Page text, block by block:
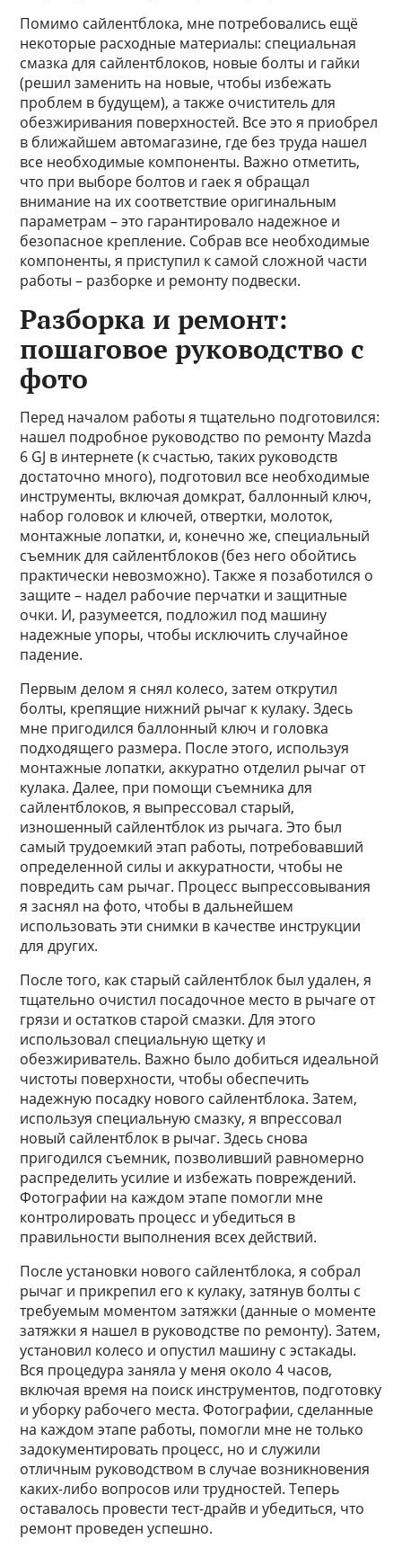
Помимо сайлентблока, мне потребовались ещё
некоторые расходные материалы: специальная
смазка для сайлентблоков, новые болты и гайки
(решил заменить на новые, чтобы избежать
проблем в будущем), а также очиститель для
обезжиривания поверхностей. Все это я приобрел
в ближайшем автомагазине, где без труда нашел
все необходимые компоненты. Важно отметить,
что при выборе болтов и гаек я обращал
внимание на их соответствие оригинальным
параметрам – это гарантировало надежное и
безопасное крепление. Собрав все необходимые
компоненты, я приступил к самой сложной части
работы – разборке и ремонту подвески.
Разборка и ремонт:
пошаговое руководство с
фото
Перед началом работы я тщательно подготовился:
нашел подробное руководство по ремонту Mazda
6 GJ в интернете (к счастью, таких руководств
достаточно много), подготовил все необходимые
инструменты, включая домкрат, баллонный ключ,
набор головок и ключей, отвертки, молоток,
монтажные лопатки, и, конечно же, специальный
съемник для сайлентблоков (без него обойтись
практически невозможно). Также я позаботился о
защите – надел рабочие перчатки и защитные
очки. И, разумеется, подложил под машину
надежные упоры, чтобы исключить случайное
падение.
Первым делом я снял колесо, затем открутил
болты, крепящие нижний рычаг к кулаку. Здесь
мне пригодился баллонный ключ и головка
подходящего размера. После этого, используя
монтажные лопатки, аккуратно отделил рычаг от
кулака. Далее, при помощи съемника для
сайлентблоков, я выпрессовал старый,
изношенный сайлентблок из рычага. Это был
самый трудоемкий этап работы, потребовавший
определенной силы и аккуратности, чтобы не
повредить сам рычаг. Процесс выпрессовывания
я заснял на фото, чтобы в дальнейшем
использовать эти снимки в качестве инструкции
для других.
После того, как старый сайлентблок был удален, я
тщательно очистил посадочное место в рычаге от
грязи и остатков старой смазки. Для этого
использовал специальную щетку и
обезжириватель. Важно было добиться идеальной
чистоты поверхности, чтобы обеспечить
надежную посадку нового сайлентблока. Затем,
используя специальную смазку, я впрессовал
новый сайлентблок в рычаг. Здесь снова
пригодился съемник, позволивший равномерно
распределить усилие и избежать повреждений.
Фотографии на каждом этапе помогли мне
контролировать процесс и убедиться в
правильности выполнения всех действий.
После установки нового сайлентблока, я собрал
рычаг и прикрепил его к кулаку, затянув болты с
требуемым моментом затяжки (данные о моменте
затяжки я нашел в руководстве по ремонту). Затем,
установил колесо и опустил машину с эстакады.
Вся процедура заняла у меня около 4 часов,
включая время на поиск инструментов, подготовку
и уборку рабочего места. Фотографии, сделанные
на каждом этапе работы, помогли мне не только
задокументировать процесс, но и служили
отличным руководством в случае возникновения
каких-либо вопросов или трудностей. Теперь
оставалось провести тест-драйв и убедиться, что
ремонт проведен успешно.